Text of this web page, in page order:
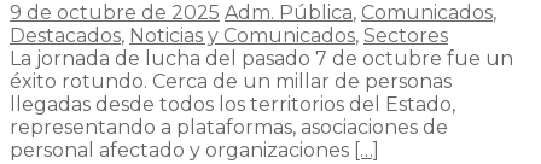
9 de octubre de 2025 Adm. Pública, Comunicados,
Destacados, Noticias y Comunicados, Sectores
La jornada de lucha del pasado 7 de octubre fue un
éxito rotundo. Cerca de un millar de personas
llegadas desde todos los territorios del Estado,
representando a plataformas, asociaciones de
personal afectado y organizaciones […]